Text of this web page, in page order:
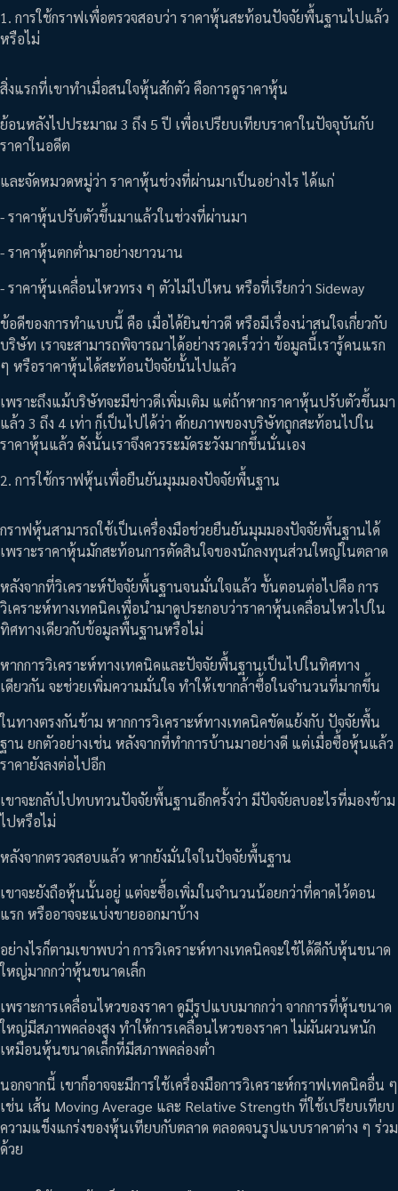
1. การใช้กราฟเพื่อตรวจสอบว่า ราคาหุ้นสะท้อนปัจจัยพื้นฐานไปแล้ว
หรือไม่
สิ่งแรกที่เขาทำเมื่อสนใจหุ้นสักตัว คือการดูราคาหุ้น
ย้อนหลังไปประมาณ 3 ถึง 5 ปี เพื่อเปรียบเทียบราคาในปัจจุบันกับ
ราคาในอดีต
และจัดหมวดหมู่ว่า ราคาหุ้นช่วงที่ผ่านมาเป็นอย่างไร ได้แก่
- ราคาหุ้นปรับตัวขึ้นมาแล้วในช่วงที่ผ่านมา
- ราคาหุ้นตกต่ำมาอย่างยาวนาน
- ราคาหุ้นเคลื่อนไหวทรง ๆ ตัวไม่ไปไหน หรือที่เรียกว่า Sideway
ข้อดีของการทำแบบนี้ คือ เมื่อได้ยินข่าวดี หรือมีเรื่องน่าสนใจเกี่ยวกับ
บริษัท เราจะสามารถพิจารณาได้อย่างรวดเร็วว่า ข้อมูลนี้เรารู้คนแรก
ๆ หรือราคาหุ้นได้สะท้อนปัจจัยนั้นไปแล้ว
เพราะถึงแม้บริษัทจะมีข่าวดีเพิ่มเติม แต่ถ้าหากราคาหุ้นปรับตัวขึ้นมา
แล้ว 3 ถึง 4 เท่า ก็เป็นไปได้ว่า ศักยภาพของบริษัทถูกสะท้อนไปใน
ราคาหุ้นแล้ว ดังนั้นเราจึงควรระมัดระวังมากขึ้นนั่นเอง
2. การใช้กราฟหุ้นเพื่อยืนยันมุมมองปัจจัยพื้นฐาน
กราฟหุ้นสามารถใช้เป็นเครื่องมือช่วยยืนยันมุมมองปัจจัยพื้นฐานได้
เพราะราคาหุ้นมักสะท้อนการตัดสินใจของนักลงทุนส่วนใหญ่ในตลาด
หลังจากที่วิเคราะห์ปัจจัยพื้นฐานจนมั่นใจแล้ว ขั้นตอนต่อไปคือ การ
วิเคราะห์ทางเทคนิคเพื่อนำมาดูประกอบว่าราคาหุ้นเคลื่อนไหวไปใน
ทิศทางเดียวกับข้อมูลพื้นฐานหรือไม่
หากการวิเคราะห์ทางเทคนิคและปัจจัยพื้นฐานเป็นไปในทิศทาง
เดียวกัน จะช่วยเพิ่มความมั่นใจ ทำให้เขากล้าซื้อในจำนวนที่มากขึ้น
ในทางตรงกันข้าม หากการวิเคราะห์ทางเทคนิคขัดแย้งกับ ปัจจัยพื้น
ฐาน ยกตัวอย่างเช่น หลังจากที่ทำการบ้านมาอย่างดี แต่เมื่อซื้อหุ้นแล้ว
ราคายังลงต่อไปอีก
เขาจะกลับไปทบทวนปัจจัยพื้นฐานอีกครั้งว่า มีปัจจัยลบอะไรที่มองข้าม
ไปหรือไม่
หลังจากตรวจสอบแล้ว หากยังมั่นใจในปัจจัยพื้นฐาน
เขาจะยังถือหุ้นนั้นอยู่ แต่จะซื้อเพิ่มในจำนวนน้อยกว่าที่คาดไว้ตอน
แรก หรืออาจจะแบ่งขายออกมาบ้าง
อย่างไรก็ตามเขาพบว่า การวิเคราะห์ทางเทคนิคจะใช้ได้ดีกับหุ้นขนาด
ใหญ่มากกว่าหุ้นขนาดเล็ก
เพราะการเคลื่อนไหวของราคา ดูมีรูปแบบมากกว่า จากการที่หุ้นขนาด
ใหญ่มีสภาพคล่องสูง ทำให้การเคลื่อนไหวของราคา ไม่ผันผวนหนัก
เหมือนหุ้นขนาดเล็กที่มีสภาพคล่องต่ำ
นอกจากนี้ เขาก็อาจจะมีการใช้เครื่องมือการวิเคราะห์กราฟเทคนิคอื่น ๆ
เช่น เส้น Moving Average และ Relative Strength ที่ใช้เปรียบเทียบ
ความแข็งแกร่งของหุ้นเทียบกับตลาด ตลอดจนรูปแบบราคาต่าง ๆ ร่วม
ด้วย